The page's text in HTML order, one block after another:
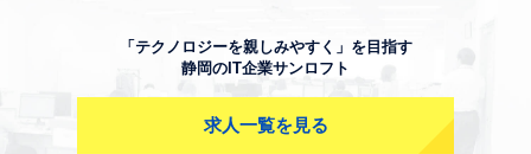
「テクノロジーを親しみやすく」を目指す
静岡のIT企業サンロフト
求人一覧を見る